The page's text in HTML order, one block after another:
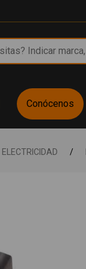
Conócenos
ELECTRICIDAD /